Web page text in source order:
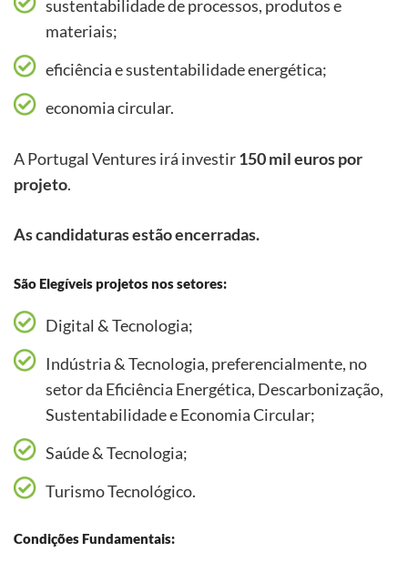
sustentabilidade de processos, produtos e
materiais;
eficiência e sustentabilidade energética;
economia circular.
A Portugal Ventures irá investir150 mil euros por
projeto.
As candidaturas estão encerradas.
São Elegíveis projetos nos setores:
Digital & Tecnologia;
Indústria & Tecnologia, preferencialmente, no
setor da Eficiência Energética, Descarbonização,
Sustentabilidade e Economia Circular;
Saúde & Tecnologia;
Turismo Tecnológico.
Condições Fundamentais: